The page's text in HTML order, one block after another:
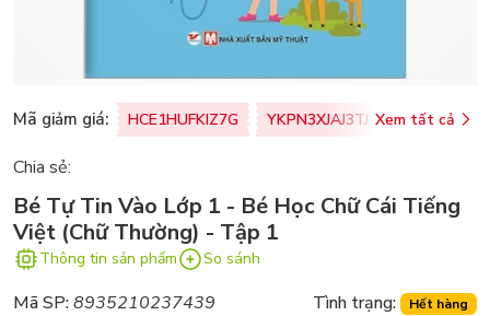
Mã giảm giá: HCE1HUFKIZ7G YKPN3XJAJ3TJ Xem tất cả
Chia sẻ:
Bé Tự Tin Vào Lớp 1 - Bé Học Chữ Cái Tiếng
Việt (Chữ Thường) - Tập 1
Thông tin sản phẩm So sánh
Mã SP:8935210237439 Tình trạng: Hết hàng